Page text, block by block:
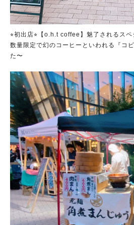
⭐︎初出店⭐︎【o.h.t coffee】魅了されるス
数量限定で幻のコーヒーといわれる『コ
た〜